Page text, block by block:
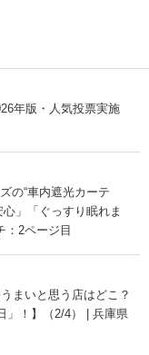
年版・人気投票実施
の“車内遮光カーテ
」「ぐっすり眠れま
：2ページ目
まいと思う店はどこ？
」！】（2/4） | 兵庫県